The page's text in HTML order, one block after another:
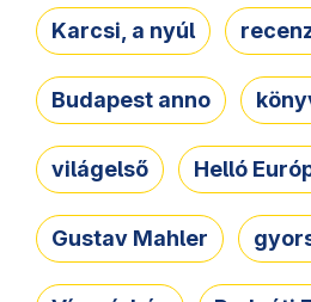
Karcsi, a nyúl
Budapest anno
világelső Helló
Gustav Mahler